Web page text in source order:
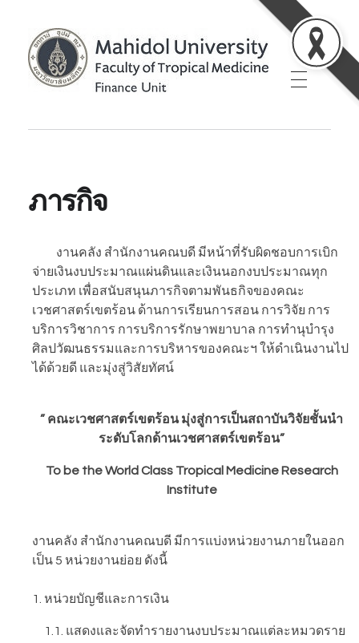
ภารกิจ
งานคลัง สำนักงานคณบดี มีหน้าที่รับผิดชอบการเบิก
จ่ายเงินงบประมาณแผ่นดินและเงินนอกงบประมาณทุก
ประเภท เพื่อสนับสนุนภารกิจตามพันธกิจของคณะ
เวชศาสตร์เขตร้อน ด้านการเรียนการสอน การวิจัย การ
บริการวิชาการ การบริการรักษาพยาบาล การทำนุบำรุง
ศิลปวัฒนธรรมและการบริหารของคณะฯ ให้ดำเนินงานไป
ได้ด้วยดี และมุ่งสู่วิสัยทัศน์
” คณะเวชศาสตร์เขตร้อน มุ่งสู่การเป็นสถาบันวิจัยชั้นนำ
ระดับโลกด้านเวชศาสตร์เขตร้อน”
To be the World Class Tropical Medicine Research
Institute
งานคลัง สำนักงานคณบดี มีการแบ่งหน่วยงานภายในออก
เป็น 5 หน่วยงานย่อย ดังนี้
1. หน่วยบัญชีและการเงิน
1.1. แสดงและจัดทำรายงานงบประมาณแต่ละหมวดราย